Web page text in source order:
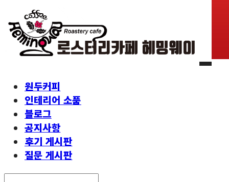
원두커피
인테리어 소품
블로그
공지사항
후기 게시판
질문 게시판